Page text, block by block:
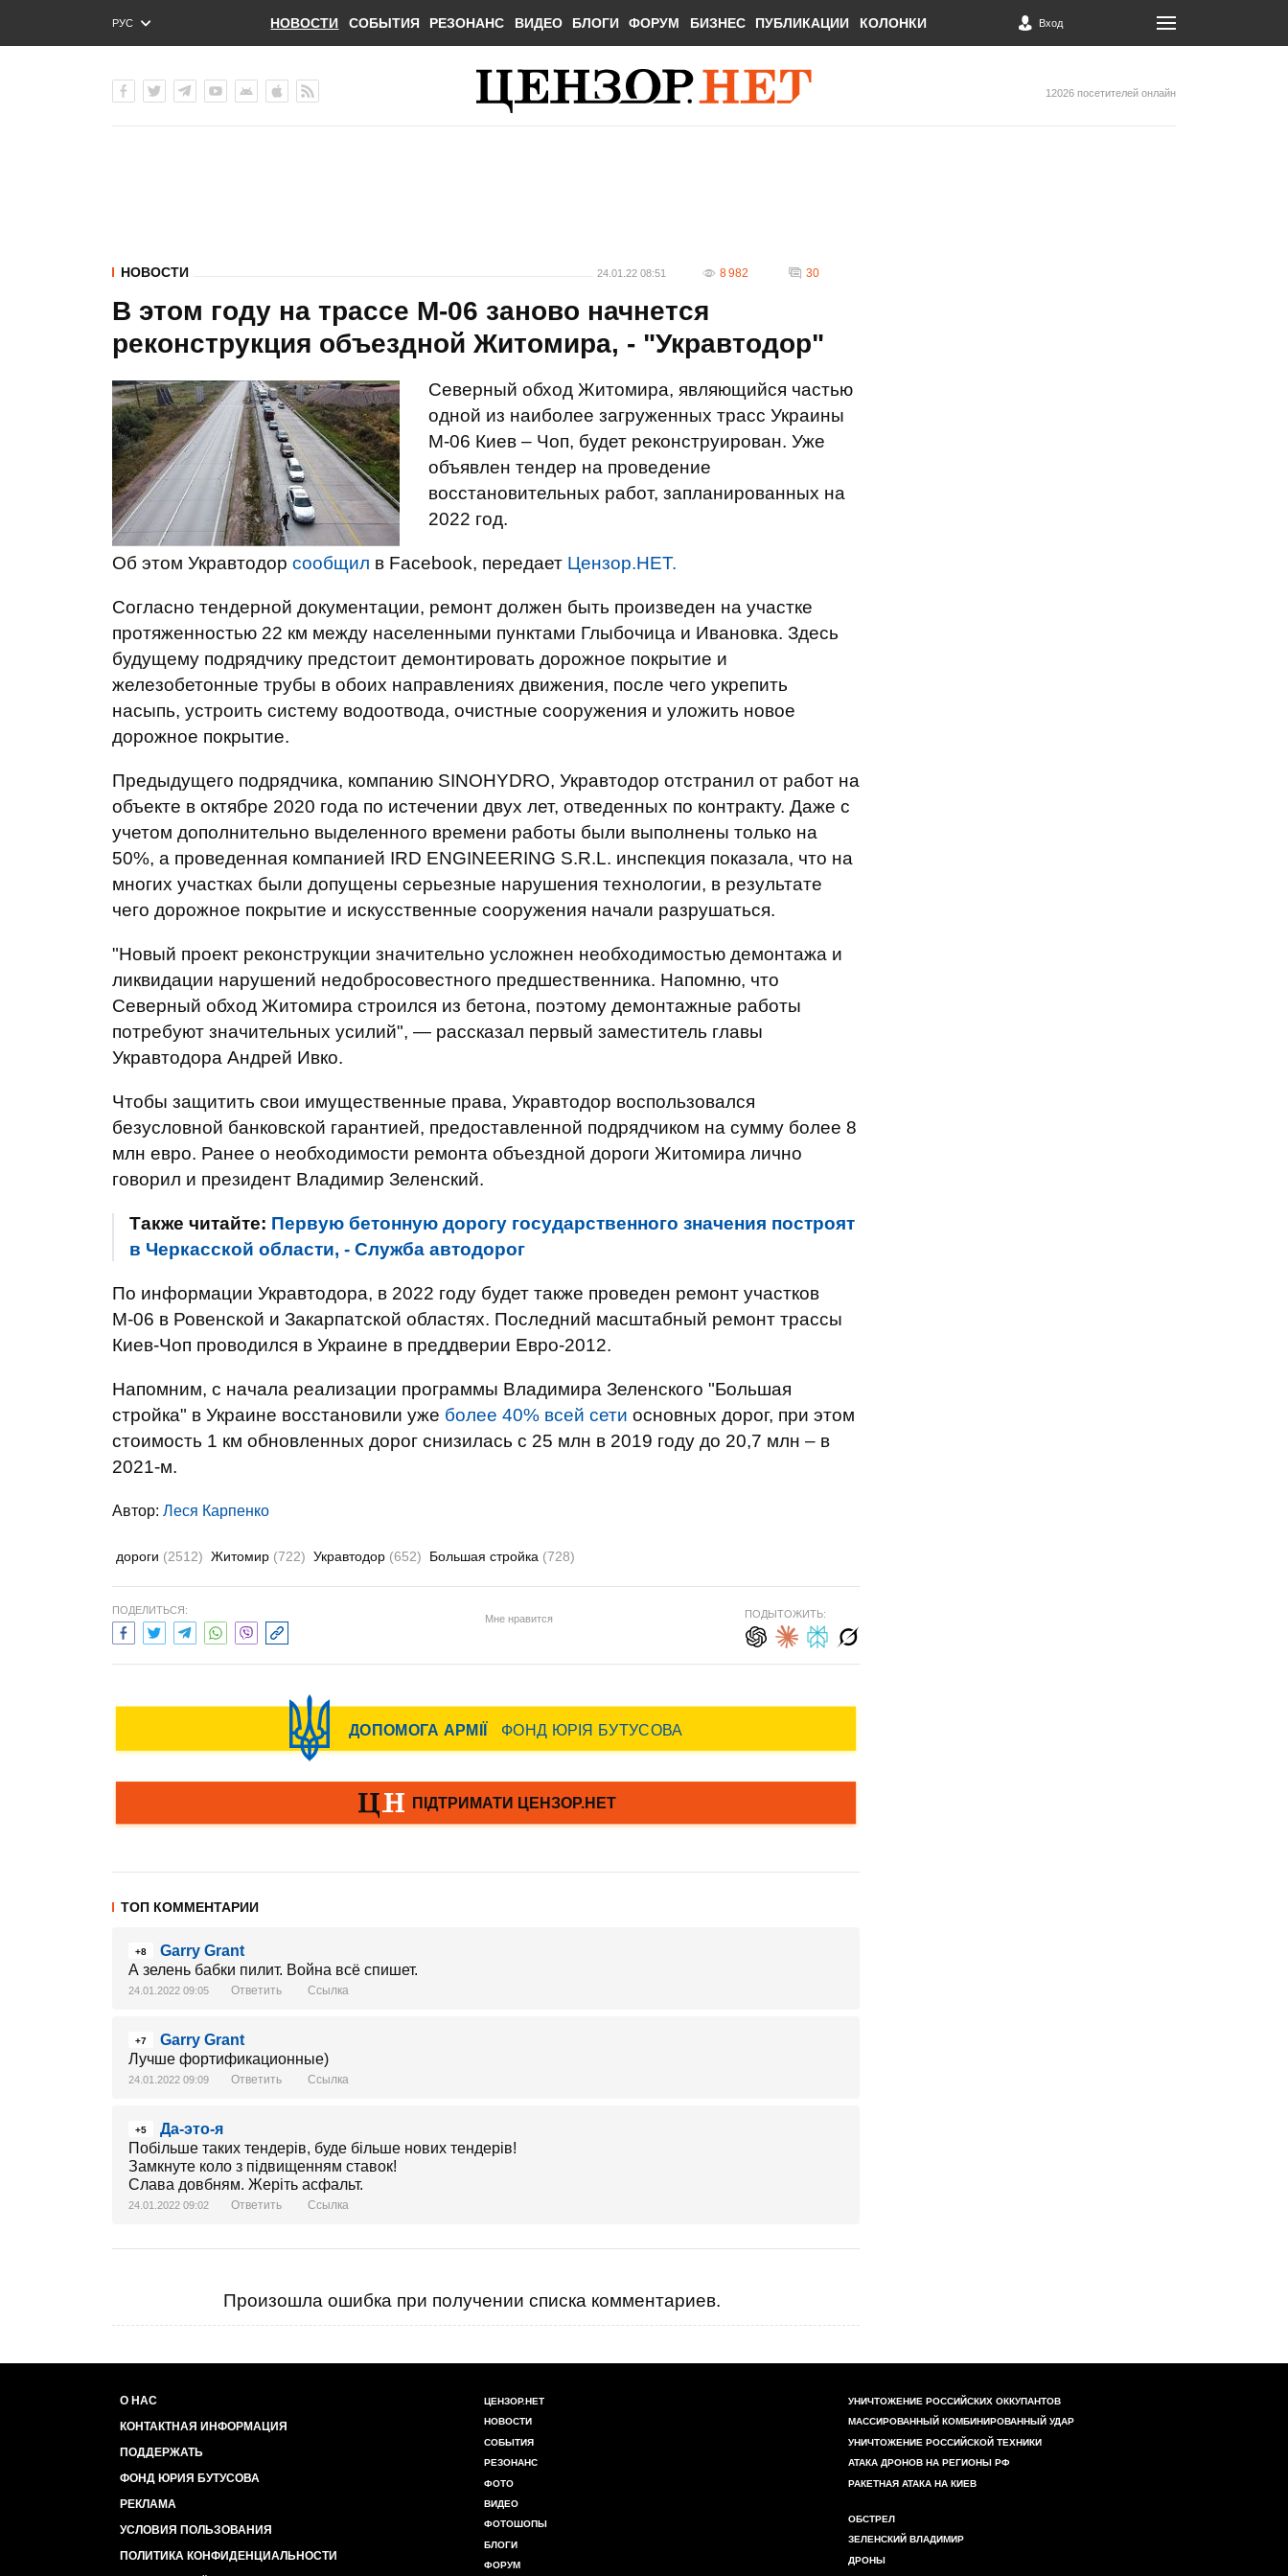
РУС
ENG
НОВОСТИ СОБЫТИЯ РЕЗОНАНС ВИДЕО БЛОГИ ФОРУМ БИЗНЕС ПУБЛИКАЦИИ КОЛОНКИ Вход
12026 посетителей онлайн
НОВОСТИ 24.01.22 08:51 8 982 30
В этом году на трассе М-06 заново начнется
реконструкция объездной Житомира, - "Укравтодор"
Северный обход Житомира, являющийся частью
одной из наиболее загруженных трасс Украины
М-06 Киев – Чоп, будет реконструирован. Уже
объявлен тендер на проведение
восстановительных работ, запланированных на
2022 год.
Об этом Укравтодор сообщил в Facebook, передает Цензор.НЕТ.
Согласно тендерной документации, ремонт должен быть произведен на участке
протяженностью 22 км между населенными пунктами Глыбочица и Ивановка. Здесь
будущему подрядчику предстоит демонтировать дорожное покрытие и
железобетонные трубы в обоих направлениях движения, после чего укрепить
насыпь, устроить систему водоотвода, очистные сооружения и уложить новое
дорожное покрытие.
Предыдущего подрядчика, компанию SINOHYDRO, Укравтодор отстранил от работ на
объекте в октябре 2020 года по истечении двух лет, отведенных по контракту. Даже с
учетом дополнительно выделенного времени работы были выполнены только на
50%, а проведенная компанией IRD ENGINEERING S.R.L. инспекция показала, что на
многих участках были допущены серьезные нарушения технологии, в результате
чего дорожное покрытие и искусственные сооружения начали разрушаться.
"Новый проект реконструкции значительно усложнен необходимостью демонтажа и
ликвидации нарушений недобросовестного предшественника. Напомню, что
Северный обход Житомира строился из бетона, поэтому демонтажные работы
потребуют значительных усилий", — рассказал первый заместитель главы
Укравтодора Андрей Ивко.
Чтобы защитить свои имущественные права, Укравтодор воспользовался
безусловной банковской гарантией, предоставленной подрядчиком на сумму более 8
млн евро. Ранее о необходимости ремонта объездной дороги Житомира лично
говорил и президент Владимир Зеленский.
Также читайте: Первую бетонную дорогу государственного значения построят
в Черкасской области, - Служба автодорог
По информации Укравтодора, в 2022 году будет также проведен ремонт участков
М-06 в Ровенской и Закарпатской областях. Последний масштабный ремонт трассы
Киев-Чоп проводился в Украине в преддверии Евро-2012.
Напомним, с начала реализации программы Владимира Зеленского "Большая
стройка" в Украине восстановили уже более 40% всей сети основных дорог, при этом
стоимость 1 км обновленных дорог снизилась с 25 млн в 2019 году до 20,7 млн – в
2021-м.
Автор: Леся Карпенко
дороги (2512) Житомир (722) Укравтодор (652) Большая стройка (728)
ПОДЕЛИТЬСЯ:
Мне нравится ПОДЫТОЖИТЬ:
ТОП КОММЕНТАРИИ
+8
Garry Grant
А зелень бабки пилит. Война всё спишет.
24.01.2022 09:05 Ответить Ссылка
+7
Garry Grant
Лучше фортификационные)
24.01.2022 09:09 Ответить Ссылка
+5
Да-это-я
Побільше таких тендерів, буде більше нових тендерів!
Замкнуте коло з підвищенням ставок!
Слава довбням. Жеріть асфальт.
24.01.2022 09:02 Ответить Ссылка
Произошла ошибка при получении списка комментариев.
О НАС
КОНТАКТНАЯ ИНФОРМАЦИЯ
ПОДДЕРЖАТЬ
ФОНД ЮРИЯ БУТУСОВА
РЕКЛАМА
УСЛОВИЯ ПОЛЬЗОВАНИЯ
ПОЛИТИКА КОНФИДЕНЦИАЛЬНОСТИ
ЦЕНЗОР.НЕТ
НОВОСТИ
СОБЫТИЯ
РЕЗОНАНС
ФОТО
ВИДЕО
ФОТОШОПЫ
БЛОГИ
ФОРУМ
УНИЧТОЖЕНИЕ РОССИЙСКИХ ОККУПАНТОВ
МАССИРОВАННЫЙ КОМБИНИРОВАННЫЙ УДАР
УНИЧТОЖЕНИЕ РОССИЙСКОЙ ТЕХНИКИ
АТАКА ДРОНОВ НА РЕГИОНЫ РФ
РАКЕТНАЯ АТАКА НА КИЕВ
ОБСТРЕЛ
ЗЕЛЕНСКИЙ ВЛАДИМИР
ДРОНЫ